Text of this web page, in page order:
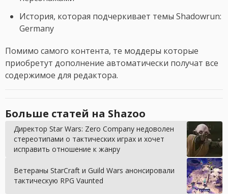
История, которая подчеркивает темы Shadowrun:
Germany
Помимо самого контента, те моддеры которые
приобретут дополнение автоматически получат все
содержимое для редактора.
Больше статей на Shazoo
Директор Star Wars: Zero Company недоволен
стереотипами о тактических играх и хочет
исправить отношение к жанру
Ветераны StarCraft и Guild Wars анонсировали
тактическую RPG Vaunted